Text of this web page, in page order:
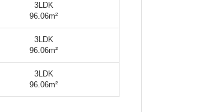
3LDK
96.06m²
3LDK
96.06m²
3LDK
96.06m²